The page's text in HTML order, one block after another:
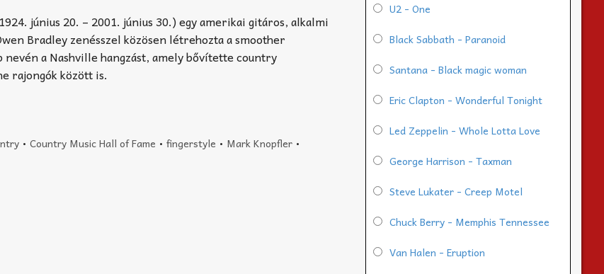
június 20. – 2001. június 30.) egy amerikai gitáros, alkalmi
Bradley zenésszel közösen létrehozta a smoother
a Nashville hangzást, amely bővítette country
rajongók között is.
• Country Music Hall of Fame • fingerstyle • Mark Knopfler•
U2 - One
Black Sabbath - Paranoid
Santana - Black magic woman
Eric Clapton - Wonderful Tonight
Led Zeppelin - Whole Lotta Love
George Harrison - Taxman
Steve Lukater - Creep Motel
Chuck Berry - Memphis Tennessee
Van Halen - Eruption